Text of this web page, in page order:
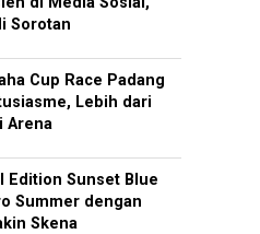
Sorotan
Cup Race Padang
Lebih dari
Arena
Edition Sunset Blue
Summer dengan
Skena